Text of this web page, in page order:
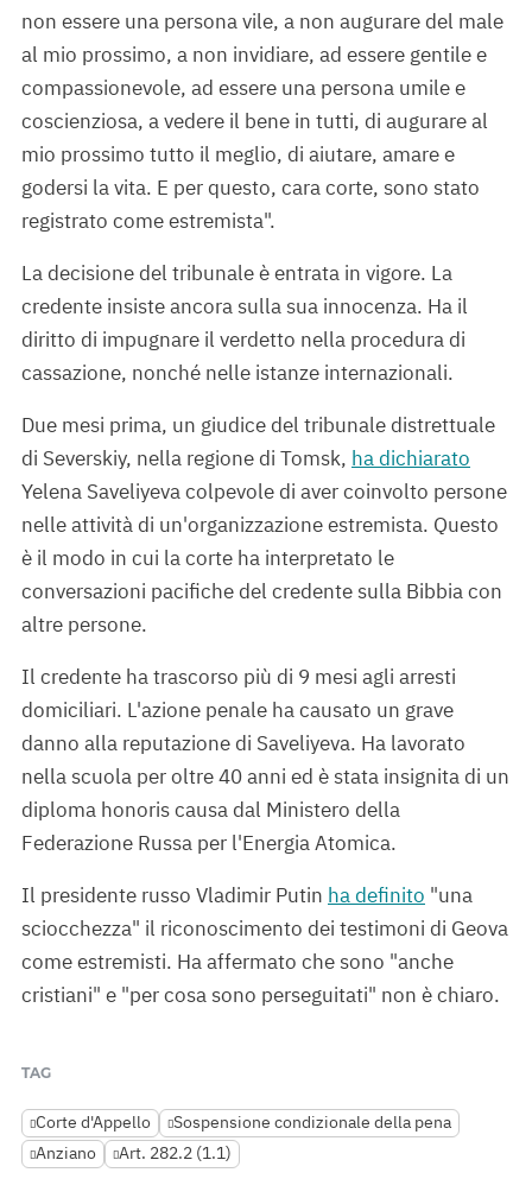
non essere una persona vile, a non augurare del male
al mio prossimo, a non invidiare, ad essere gentile e
compassionevole, ad essere una persona umile e
coscienziosa, a vedere il bene in tutti, di augurare al
mio prossimo tutto il meglio, di aiutare, amare e
godersi la vita. E per questo, cara corte, sono stato
registrato come estremista".
La decisione del tribunale è entrata in vigore. La
credente insiste ancora sulla sua innocenza. Ha il
diritto di impugnare il verdetto nella procedura di
cassazione, nonché nelle istanze internazionali.
Due mesi prima, un giudice del tribunale distrettuale
di Severskiy, nella regione di Tomsk, ha dichiarato
Yelena Saveliyeva colpevole di aver coinvolto persone
nelle attività di un'organizzazione estremista. Questo
è il modo in cui la corte ha interpretato le
conversazioni pacifiche del credente sulla Bibbia con
altre persone.
Il credente ha trascorso più di 9 mesi agli arresti
domiciliari. L'azione penale ha causato un grave
danno alla reputazione di Saveliyeva. Ha lavorato
nella scuola per oltre 40 anni ed è stata insignita di un
diploma honoris causa dal Ministero della
Federazione Russa per l'Energia Atomica.
Il presidente russo Vladimir Putin ha definito "una
sciocchezza" il riconoscimento dei testimoni di Geova
come estremisti. Ha affermato che sono "anche
cristiani" e "per cosa sono perseguitati" non è chiaro.
TAG
Corte d'Appello
Sospensione condizionale della pena
Anziano
Art. 282.2 (1.1)